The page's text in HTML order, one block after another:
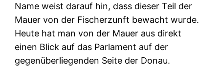
Name weist darauf hin, dass dieser Teil der
Mauer von der Fischerzunft bewacht wurde.
Heute hat man von der Mauer aus direkt
einen Blick auf das Parlament auf der
gegenüberliegenden Seite der Donau.